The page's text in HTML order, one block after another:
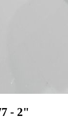
- 2"